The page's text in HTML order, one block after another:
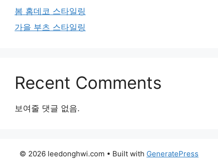
봄 홈데코 스타일링
가을 부츠 스타일링
Recent Comments
보여줄 댓글 없음.
© 2026 leedonghwi.com • Built with GeneratePress